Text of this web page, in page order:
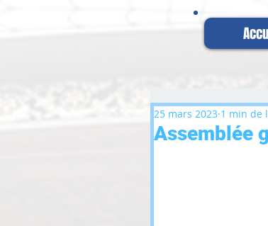
Assemblée
25 mars 2023 1 min de